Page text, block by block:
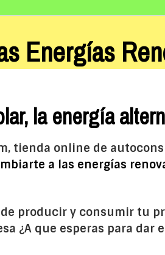
Energías
la energía
tienda online de
a las energías
de producir y consumir tu
¿A que esperas para dar